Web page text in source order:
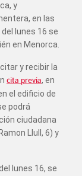
y
en las
lunes 16 se
en Menorca.
y recibir la
cita previa, en
el edificio de
podrá
ciudadana
Llull, 6) y
lunes 16, se